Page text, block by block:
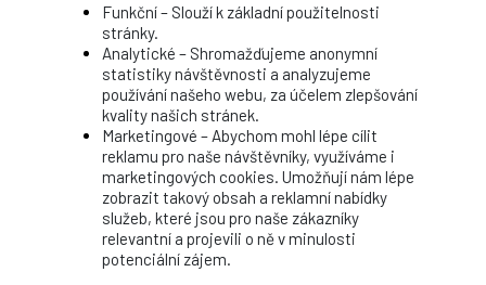
Funkční – Slouží k základní použitelnosti
stránky.
Analytické – Shromažďujeme anonymní
statistiky návštěvnosti a analyzujeme
používání našeho webu, za účelem zlepšování
kvality našich stránek.
Marketingové – Abychom mohl lépe cílit
reklamu pro naše návštěvníky, využíváme i
marketingových cookies. Umožňují nám lépe
zobrazit takový obsah a reklamní nabídky
služeb, které jsou pro naše zákazníky
relevantní a projevili o ně v minulosti
potenciální zájem.